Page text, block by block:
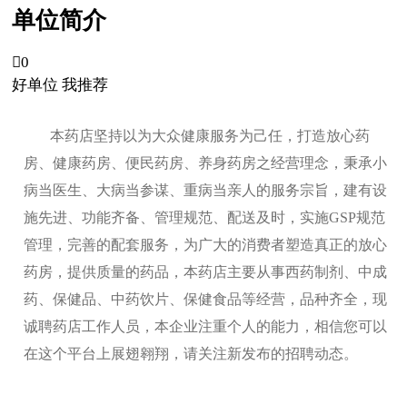
单位简介
0
好单位 我推荐
本药店坚持以为大众健康服务为己任，打造放心药
房、健康药房、便民药房、养身药房之经营理念，秉承小
病当医生、大病当参谋、重病当亲人的服务宗旨，建有设
施先进、功能齐备、管理规范、配送及时，实施GSP规范
管理，完善的配套服务，为广大的消费者塑造真正的放心
药房，提供质量的药品，本药店主要从事西药制剂、中成
药、保健品、中药饮片、保健食品等经营，品种齐全，现
诚聘药店工作人员，本企业注重个人的能力，相信您可以
在这个平台上展翅翱翔，请关注新发布的招聘动态。